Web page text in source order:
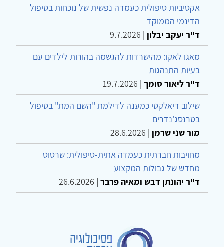
אקטיביות טיפולית כעמדה נפשית של נוכחות בטיפול
הדינמי הממוקד
ד"ר יעקב יבלון |
9.7.2026
מאגו לאקו: מהישרדות להגשמה בהורות לילדים עם
בעיות התנהגות
ד"ר ליאור סומך |
19.7.2026
שילוב דיאלקטי כמענה לדילמת "השם המת" בטיפול
בטרנסג'נדרים
מור שני שרמן |
28.6.2026
מחויבות חברתית כעמדה אתית-טיפולית: שרטוט
מחדש של גבולות המקצוע
ד"ר יהונתן דבש ומאיה פרבר |
26.6.2026